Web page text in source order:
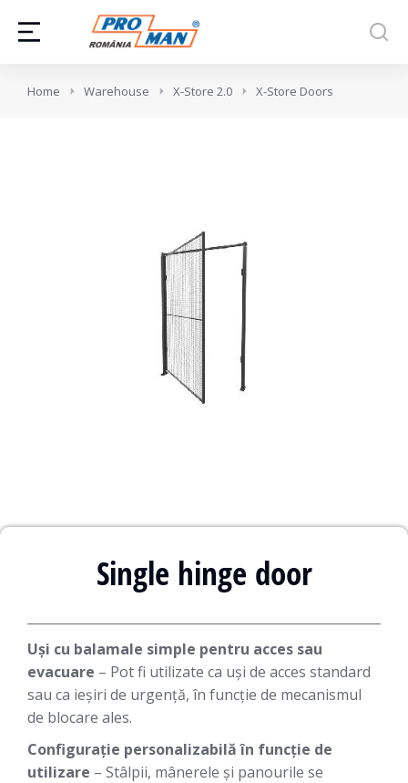
You are here:
Home Warehouse X-Store 2.0 X-Store Doors
Single hinge door
Uși cu balamale simple pentru acces sau
evacuare – Pot fi utilizate ca uși de acces standard
sau ca ieșiri de urgență, în funcție de mecanismul
de blocare ales.
Configurație personalizabilă în funcție de
utilizare – Stâlpii, mânerele și panourile se